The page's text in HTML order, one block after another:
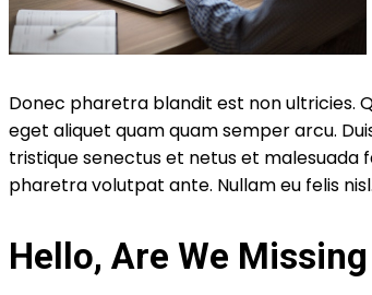
Donec pharetra blandit est non ultricies.
eget aliquet quam quam semper arcu.
tristique senectus et netus et malesuada
pharetra volutpat ante. Nullam eu felis nisl.
Hello, Are We